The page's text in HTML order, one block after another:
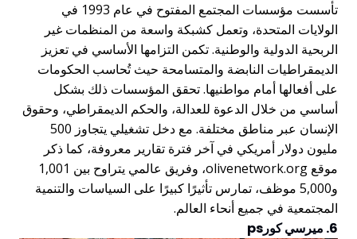
تأسست مؤسسات المجتمع المفتوح في عام 1993 في
الولايات المتحدة، وتعمل كشبكة واسعة من المنظمات غير
الربحية الدولية والوطنية. تكمن التزامها الأساسي في تعزيز
الديمقراطيات النابضة والمتسامحة حيث تُحاسب الحكومات
على أفعالها أمام مواطنيها. تحقق المؤسسات ذلك بشكل
أساسي من خلال الدعوة للعدالة، والحكم الديمقراطي، وحقوق
الإنسان عبر مناطق مختلفة. مع دخل تشغيلي يتجاوز 500
مليون دولار أمريكي في آخر فترة تقارير معروفة، كما ذكر
موقع olivenetwork.org، وفريق عالمي يتراوح بين 1,001
و5,000 موظف، تمارس تأثيرًا كبيرًا على السياسات والتنمية
المجتمعية في جميع أنحاء العالم.
6. ميرسي كورps